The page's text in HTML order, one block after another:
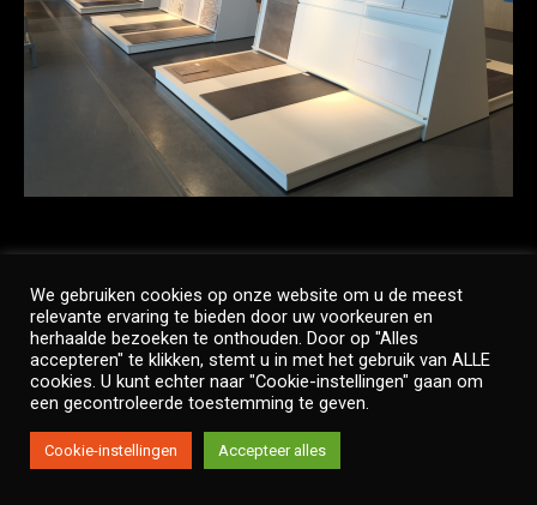
Copyright © Twinside
Footer Menu
We gebruiken cookies op onze website om u de meest
relevante ervaring te bieden door uw voorkeuren en
herhaalde bezoeken te onthouden. Door op "Alles
accepteren" te klikken, stemt u in met het gebruik van ALLE
cookies. U kunt echter naar "Cookie-instellingen" gaan om
een gecontroleerde toestemming te geven.
Cookie-instellingen Accepteer alles